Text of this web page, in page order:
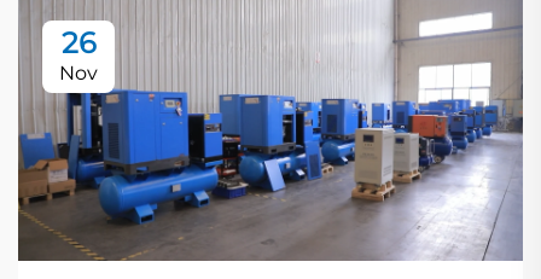
26
Nov